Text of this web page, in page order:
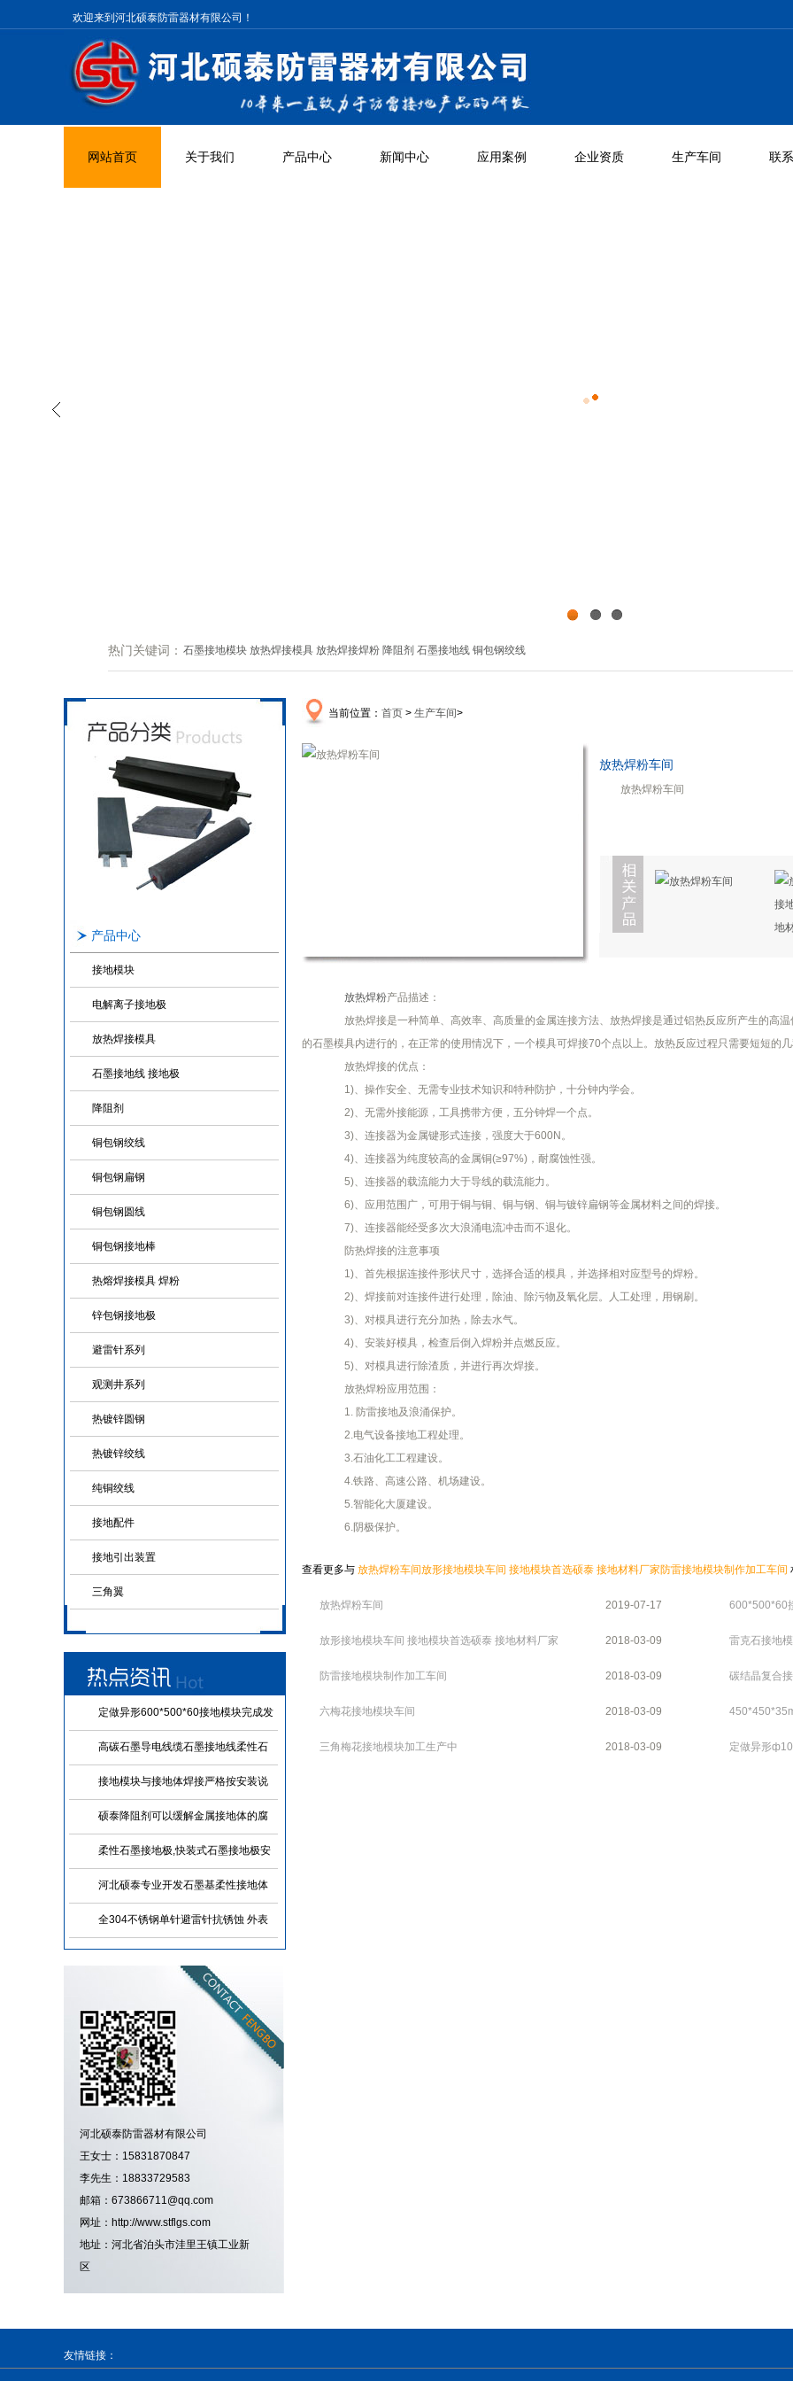
欢迎来到河北硕泰防雷器材有限公司！
网站首页 关于我们 产品中心 新闻中心 应用案例 企业资质 生产车间 联
热门关键词： 石墨接地模块 放热焊接模具 放热焊接焊粉 降阻剂 石墨接地线 铜包钢绞线
产品中心
接地模块
电解离子接地极
放热焊接模具
石墨接地线 接地极
降阻剂
铜包钢绞线
铜包钢扁钢
铜包钢圆线
铜包钢接地棒
热熔焊接模具 焊粉
锌包钢接地极
避雷针系列
观测井系列
热镀锌圆钢
热镀锌绞线
纯铜绞线
接地配件
接地引出装置
三角翼
定做异形600*500*60接地模块完成发
高碳石墨导电线缆石墨接地线柔性石
接地模块与接地体焊接严格按安装说
硕泰降阻剂可以缓解金属接地体的腐
柔性石墨接地极,快装式石墨接地极安
河北硕泰专业开发石墨基柔性接地体
全304不锈钢单针避雷针抗锈蚀 外表
河北硕泰防雷器材有限公司
王女士：15831870847
李先生：18833729583
邮箱：673866711@qq.com
网址：http://www.stflgs.com
地址：河北省泊头市洼里王镇工业新
区
当前位置： 首页 > 生产车间>
放热焊粉车间
放热焊粉车间
放热焊粉产品描述：
放热焊接是一种简单、高效率、高质量的金属连接方法、放热焊接是通过铝热反应所产生的高
的石墨模具内进行的，在正常的使用情况下，一个模具可焊接70个点以上。放热反应过程只需要短短的几
放热焊接的优点：
1)、操作安全、无需专业技术知识和特种防护，十分钟内学会。
2)、无需外接能源，工具携带方便，五分钟焊一个点。
3)、连接器为金属键形式连接，强度大于600N。
4)、连接器为纯度较高的金属铜(≥97%)，耐腐蚀性强。
5)、连接器的载流能力大于导线的载流能力。
6)、应用范围广，可用于铜与铜、铜与钢、铜与镀锌扁钢等金属材料之间的焊接。
7)、连接器能经受多次大浪涌电流冲击而不退化。
防热焊接的注意事项
1)、首先根据连接件形状尺寸，选择合适的模具，并选择相对应型号的焊粉。
2)、焊接前对连接件进行处理，除油、除污物及氧化层。人工处理，用钢刷。
3)、对模具进行充分加热，除去水气。
4)、安装好模具，检查后倒入焊粉并点燃反应。
5)、对模具进行除渣质，并进行再次焊接。
放热焊粉应用范围：
1. 防雷接地及浪涌保护。
2.电气设备接地工程处理。
3.石油化工工程建设。
4.铁路、高速公路、机场建设。
5.智能化大厦建设。
6.阴极保护。
查看更多与 放热焊粉车间放形接地模块车间 接地模块首选硕泰 接地材料厂家防雷接地模块制作加工车间
2019-07-17
放热焊粉车间
2018-03-09
放形接地模块车间 接地模块首选硕泰 接地材料厂家
2018-03-09
防雷接地模块制作加工车间
2018-03-09
六梅花接地模块车间
2018-03-09
三角梅花接地模块加工生产中
600*500*60
雷克石接地
碳结晶复合
定做异形
友情链接：